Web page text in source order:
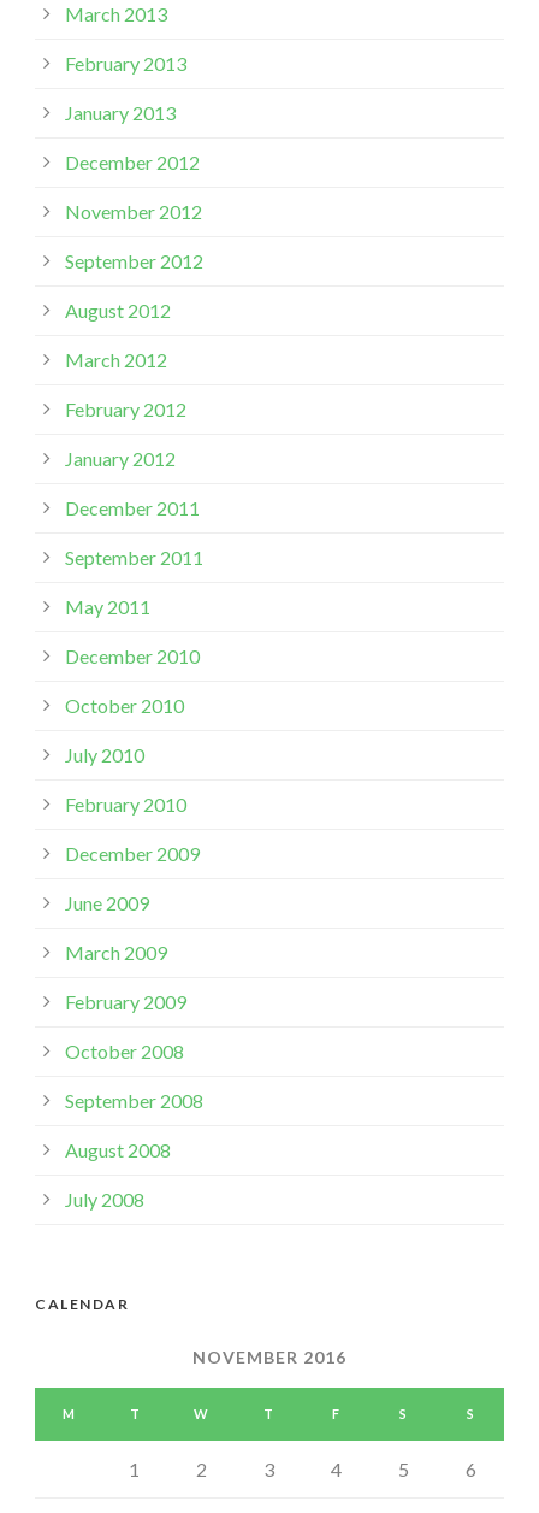
March 2013
February 2013
January 2013
December 2012
November 2012
September 2012
August 2012
March 2012
February 2012
January 2012
December 2011
September 2011
May 2011
December 2010
October 2010
July 2010
February 2010
December 2009
June 2009
March 2009
February 2009
October 2008
September 2008
August 2008
July 2008
CALENDAR
NOVEMBER 2016
M T W T F S S
1 2 3 4 5 6